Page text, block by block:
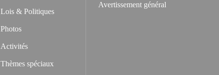
Lois & Politiques
Photos
Activités
Thèmes spéciaux
Avertissement général